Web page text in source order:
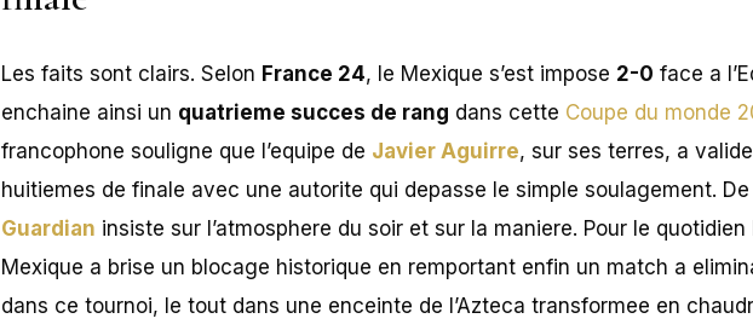
Les faits sont clairs. Selon France 24, le Mexique s’est impose 2-0 face a
enchaine ainsi un quatrieme succes de rang dans cette Coupe du monde
francophone souligne que l’equipe de Javier Aguirre, sur ses terres, a
huitiemes de finale avec une autorite qui depasse le simple soulagement.
Guardian insiste sur l’atmosphere du soir et sur la maniere. Pour le
Mexique a brise un blocage historique en remportant enfin un match a
dans ce tournoi, le tout dans une enceinte de l’Azteca transformee en